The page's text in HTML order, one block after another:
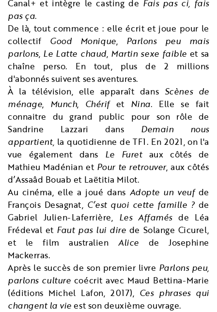
Canal+ et intègre le casting de Fais pas ci, fais
pas ça.
De là, tout commence : elle écrit et joue pour le
collectif Good Monique, Parlons peu mais
parlons, Le Latte chaud, Martin sexe faible et sa
chaîne perso. En tout, plus de 2 millions
d'abonnés suivent ses aventures.
À la télévision, elle apparaît dans Scènes de
ménage, Munch, Chérifet Nina. Elle se fait
connaitre du grand public pour son rôle de
Sandrine Lazzari dans Demain nous
appartient, la quotidienne de TF1. En 2021, on l'a
vue également dans Le Furetaux côtés de
Mathieu Madénian et Pour te retrouver, aux côtés
d’Assaâd Bouab et Laëtitia Milot.
Au cinéma, elle a joué dans Adopte un veufde
François Desagnat, C’est quoi cette famille ? de
Gabriel Julien-Laferrière, Les Affamés de Léa
Frédeval et Faut pas lui dire de Solange Cicurel,
et le film australienAlice de Josephine
Mackerras.
Après le succès de son premier livre Parlons peu,
parlons culture coécrit avec Maud Bettina-Marie
(éditions Michel Lafon, 2017), Ces phrases qui
changent la vie est son deuxième ouvrage.